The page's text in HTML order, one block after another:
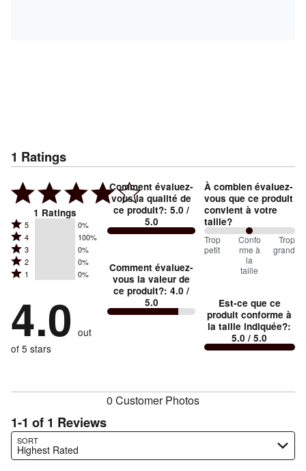
1 Ratings
1 Ratings
Rated
5
stars
by
reviewers
5 0%
Rated
4
stars
by
of
reviewers
4 100%
Rated
3
stars
0%
of
reviewers
3 0%
Rated
2
by
0%
reviewers
2 0%
Rated
stars
by
0%
of
1 0%
4.0 out
of 5 stars
Comment évaluez-
vous la qualité de
ce produit?:5.0 /
5.0
Comment évaluez-
vous la valeur de
ce produit?:4.0 /
5.0
À combien évaluez-
vous que ce produit
convient à votre
taille?
100
between
and
Conforme
à
Trop
petit
Confo
rme à
la
taille
Trop
grand
Est-ce que ce
produit conforme à
la taille indiquée?:
5.0 / 5.0
0 Customer Photos
1-1 of 1 Reviews
SORT
Highest Rated
Search reviews…